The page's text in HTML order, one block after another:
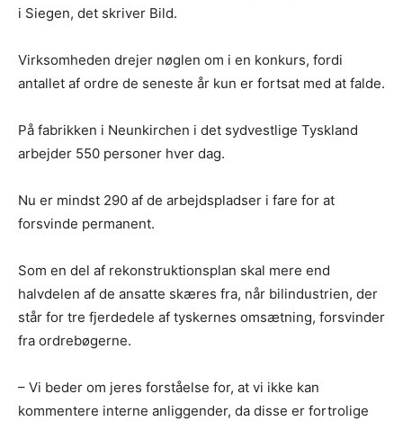
i Siegen, det skriver Bild.
Virksomheden drejer nøglen om i en konkurs, fordi
antallet af ordre de seneste år kun er fortsat med at falde.
På fabrikken i Neunkirchen i det sydvestlige Tyskland
arbejder 550 personer hver dag.
Nu er mindst 290 af de arbejdspladser i fare for at
forsvinde permanent.
Som en del af rekonstruktionsplan skal mere end
halvdelen af de ansatte skæres fra, når bilindustrien, der
står for tre fjerdedele af tyskernes omsætning, forsvinder
fra ordrebøgerne.
– Vi beder om jeres forståelse for, at vi ikke kan
kommentere interne anliggender, da disse er fortrolige